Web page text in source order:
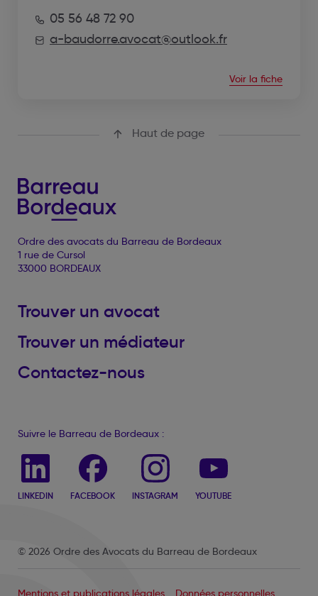
05 56 48 72 90
a-baudorre.avocat@outlook.fr
Voir la fiche
Haut de page
Ordre des avocats du Barreau de Bordeaux
1 rue de Cursol
33000 BORDEAUX
Trouver un avocat
Trouver un médiateur
Contactez-nous
Suivre le Barreau de Bordeaux :
LINKEDIN FACEBOOK INSTAGRAM YOUTUBE
© 2026 Ordre des Avocats du Barreau de Bordeaux
Mentions et publications légales Données personnelles